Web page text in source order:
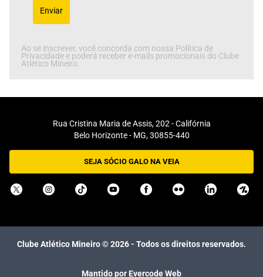
Enviar
Ao se inscrever, você concorda com nossa Política de
Privacidade e poderá receber e-mails promocionais do Clube
Atlético Mineiro.
Rua Cristina Maria de Assis, 202 - Califórnia
Belo Horizonte - MG, 30855-440
SEJA SÓCIO GALO NA VEIA
Clube Atlético Mineiro ©2026- Todos os direitos reservados.
Mantido por Evercode Web